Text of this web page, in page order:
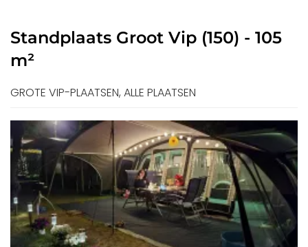
Standplaats Groot Vip (150) - 105
m²
GROTE VIP-PLAATSEN, ALLE PLAATSEN